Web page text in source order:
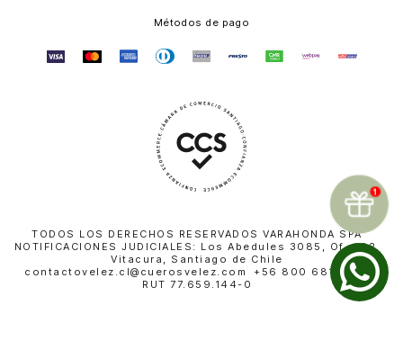
Métodos de pago
TODOS LOS DERECHOS RESERVADOS VARAHONDA SPA
NOTIFICACIONES JUDICIALES: Los Abedules 3085, Of. 402,
Vitacura, Santiago de Chile
contactovelez.cl@cuerosvelez.com +56 800 681 010 |
RUT 77.659.144-0